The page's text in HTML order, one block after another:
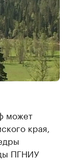
может
края,
ПГНИУ